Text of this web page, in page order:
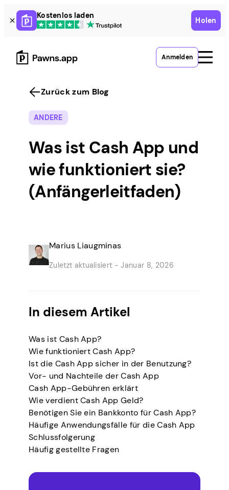
Skip
to
content
Kostenlos laden
Holen
Anmelden
Zurück zum Blog
ANDERE
Was ist Cash App und
wie funktioniert sie?
(Anfängerleitfaden)
Marius Liaugminas
Zuletzt aktualisiert - Januar 8, 2026
In diesem Artikel
Was ist Cash App?
Wie funktioniert Cash App?
Ist die Cash App sicher in der Benutzung?
Vor- und Nachteile der Cash App
Cash App-Gebühren erklärt
Wie verdient Cash App Geld?
Benötigen Sie ein Bankkonto für Cash App?
Häufige Anwendungsfälle für die Cash App
Schlussfolgerung
Häufig gestellte Fragen